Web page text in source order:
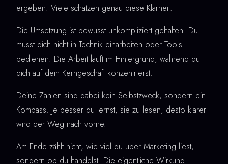
ergeben. Viele schätzen genau diese Klarheit.
Die Umsetzung ist bewusst unkompliziert gehalten. Du
musst dich nicht in Technik einarbeiten oder Tools
bedienen. Die Arbeit läuft im Hintergrund, während du
dich auf dein Kerngeschäft konzentrierst.
Deine Zahlen sind dabei kein Selbstzweck, sondern ein
Kompass. Je besser du lernst, sie zu lesen, desto klarer
wird der Weg nach vorne.
Am Ende zählt nicht, wie viel du über Marketing liest,
sondern ob du handelst. Die eigentliche Wirkung